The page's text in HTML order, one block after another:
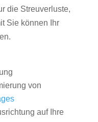
die Streuverluste,
Sie können Ihr
von
auf Ihre